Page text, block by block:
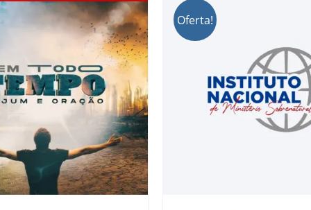
Oferta!
AO CARRINHO
/
DETALHES
DETALHES